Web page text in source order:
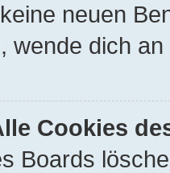
neuen
wende dich
Cookies
Boards